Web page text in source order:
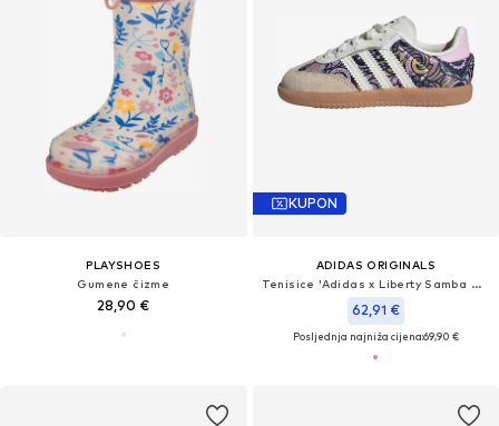
PLAYSHOES
Gumene čizme
28,90 €
KUPON
ADIDAS ORIGINALS
Tenisice 'Adidas x Liberty Samba OG'
62,91 €
Posljednja najniža cijena:69,90 €